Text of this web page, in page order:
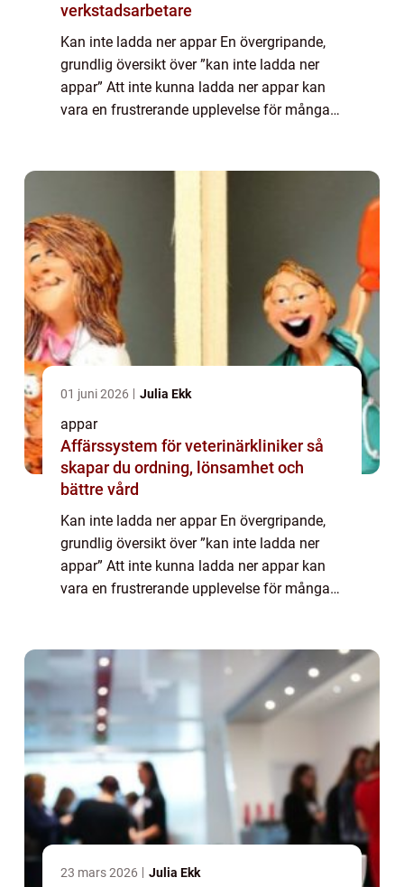
verkstadsarbetare
Kan inte ladda ner appar En övergripande,
grundlig översikt över ”kan inte ladda ner
appar” Att inte kunna ladda ner appar kan
vara en frustrerande upplevelse för många
01 juni 2026 Julia Ekk
appar
Affärssystem för veterinärkliniker så
skapar du ordning, lönsamhet och
bättre vård
Kan inte ladda ner appar En övergripande,
grundlig översikt över ”kan inte ladda ner
appar” Att inte kunna ladda ner appar kan
vara en frustrerande upplevelse för många
23 mars 2026 Julia Ekk